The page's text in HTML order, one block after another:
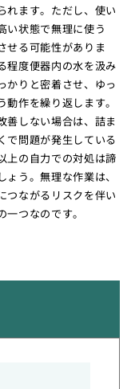
れます。ただし、使い
い状態で無理に使う
せる可能性がありま
程度便器内の水を汲み
かりと密着させ、ゆっ
作を繰り返します。
善しない場合は、詰ま
で問題が発生している
上の自力での対処は諦
う。無理な作業は、
つながるリスクを伴い
つなのです。